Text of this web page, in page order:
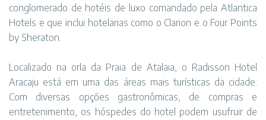
conglomerado de hotéis de luxo comandado pela Atlantica
Hotels e que inclui hotelarias como o Clarion e o Four Points
by Sheraton.
Localizado na orla da Praia de Atalaia, o Radisson Hotel
Aracaju está em uma das áreas mais turísticas da cidade.
Com diversas opções gastronômicas, de compras e
entretenimento, os hóspedes do hotel podem usufruir de